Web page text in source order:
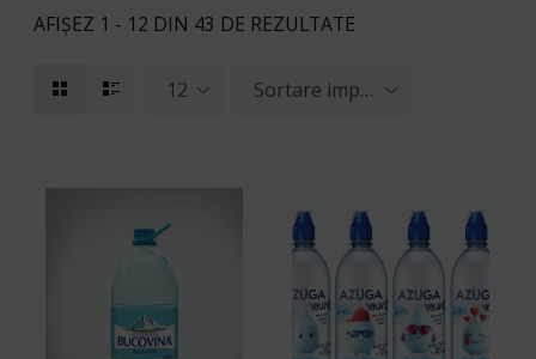
AFIȘEZ 1 - 12 DIN 43 DE REZULTATE
12 Sortare implicită